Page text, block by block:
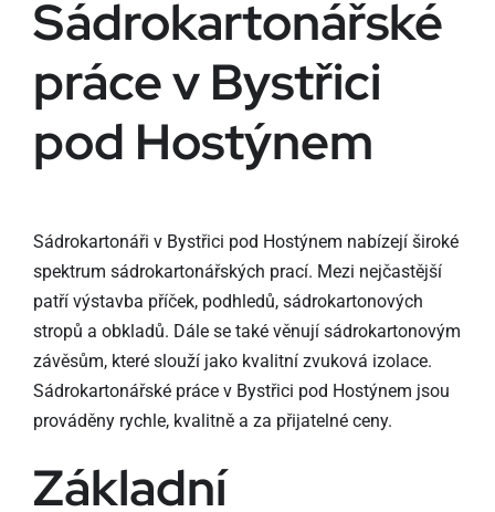
Sádrokartonářské
práce v Bystřici
pod Hostýnem
Sádrokartonáři v Bystřici pod Hostýnem nabízejí široké
spektrum sádrokartonářských prací. Mezi nejčastější
patří výstavba příček, podhledů, sádrokartonových
stropů a obkladů. Dále se také věnují sádrokartonovým
závěsům, které slouží jako kvalitní zvuková izolace.
Sádrokartonářské práce v Bystřici pod Hostýnem jsou
prováděny rychle, kvalitně a za přijatelné ceny.
Základní